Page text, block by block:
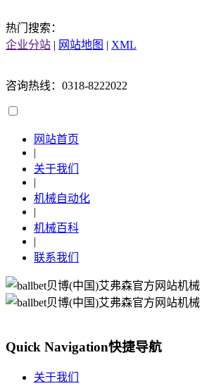
热门搜索：
企业分站 | 网站地图 | XML
咨询热线：0318-8222022
网站首页
|
关于我们
|
机械自动化
|
机械百科
|
联系我们
Quick Navigation快捷导航
关于我们